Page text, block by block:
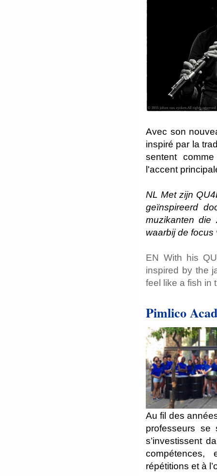
Avec son
inspiré par la
sentent
l'accent
NL Met zijn
geïnspireerd
muzikanten
waarbij de focus
EN With his
inspired by the
feel like a fish in
Pimlico
Au fil des
professeurs
s’investissent
compétences,
répétitions et à